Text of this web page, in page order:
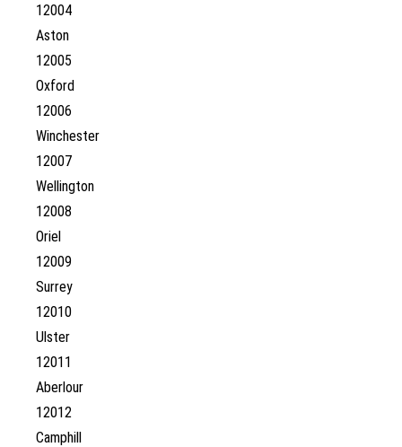
12004
Aston
12005
Oxford
12006
Winchester
12007
Wellington
12008
Oriel
12009
Surrey
12010
Ulster
12011
Aberlour
12012
Camphill